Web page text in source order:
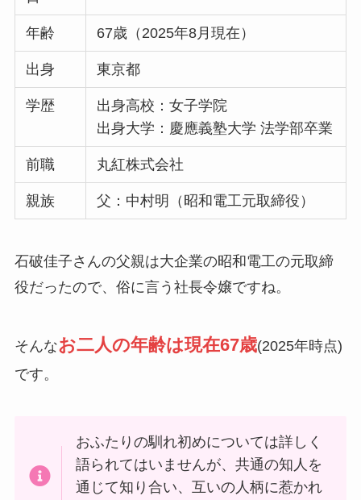
年齢 67歳（2025年8月現在）
出身 東京都
学歴
出身高校：女子学院
出身大学：慶應義塾大学 法学部卒業
前職 丸紅株式会社
親族 父：中村明（昭和電工元取締役）
石破佳子さんの父親は大企業の昭和電工の元取締
役だったので、俗に言う社長令嬢ですね。
そんなお二人の年齢は現在67歳(2025年時点)
です。
おふたりの馴れ初めについては詳しく
語られてはいませんが、共通の知人を
通じて知り合い、互いの人柄に惹かれ